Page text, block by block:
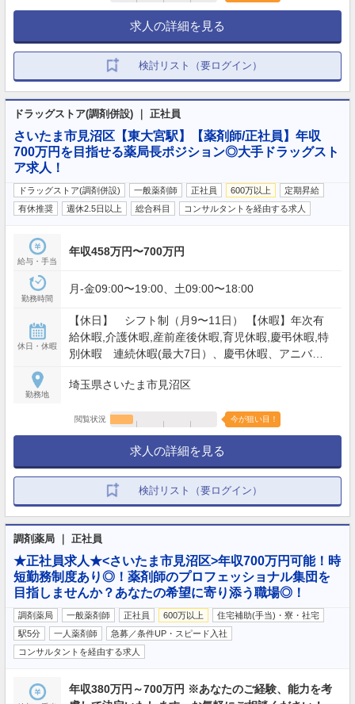
求人の詳細を見る
検討リスト（要ログイン）
ドラッグストア(調剤併設) ｜ 正社員
さいたま市見沼区【東大宮駅】【薬剤師/正社員】年収
700万円を目指せる薬局長ポジション◎大手ドラッグスト
ア求人！
ドラッグストア(調剤併設) 一般薬剤師 正社員 600万以上
定期昇給
有休推奨
週休2.5日以上 総合科目 コンサルタントを経由する求人
給与・手当
年収458万円〜700万円
勤務時間
月-金09:00〜19:00、土09:00〜18:00
休日・休暇
【休日】 シフト制（月9〜11日） 【休暇】年次有
給休暇,介護休暇,産前産後休暇,育児休暇,慶弔休暇,特
別休暇 連続休暇(最大7日）、慶弔休暇、アニバー
介護休業 他 ※年間休日：入社2年目以降休日・休暇
勤務地
埼玉県さいたま市見沼区
閲覧状況 今が狙い目！
求人の詳細を見る
検討リスト（要ログイン）
調剤薬局 ｜ 正社員
★正社員求人★<さいたま市見沼区>年収700万円可能！時
短勤務制度あり◎！薬剤師のプロフェッショナル集団を
目指しませんか？あなたの希望に寄り添う職場◎！
調剤薬局 一般薬剤師 正社員 600万以上
住宅補助(手当)・寮・社宅
駅5分
一人薬剤師
急募／条件UP・スピード入社
コンサルタントを経由する求人
年収380万円～700万円 ※あなたのご経験、能力を考